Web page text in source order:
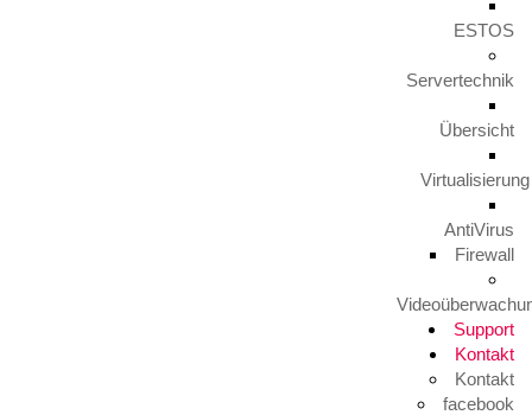
ESTOS
Servertechnik
Übersicht
Virtualisierung
AntiVirus
Firewall
Support
Kontakt
Kontakt
facebook